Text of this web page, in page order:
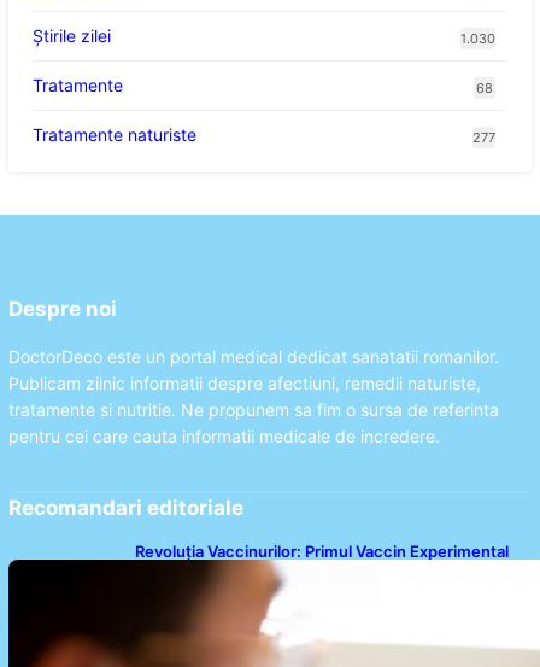
Știrile zilei 1.030
Tratamente 68
Tratamente naturiste 277
Despre noi
DoctorDeco este un portal medical dedicat sanatatii romanilor.
Publicam zilnic informatii despre afectiuni, remedii naturiste,
tratamente si nutritie. Ne propunem sa fim o sursa de referinta
pentru cei care cauta informatii medicale de incredere.
Recomandari editoriale
Revoluția Vaccinurilor: Primul Vaccin Experimental
Împotriva Cancerului de Colon în Studiu Uman